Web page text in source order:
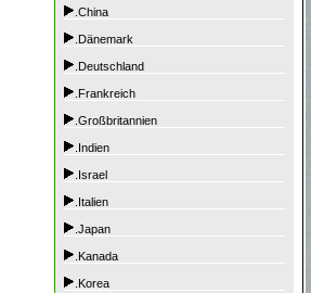
.China
.Dänemark
.Deutschland
.Frankreich
.Großbritannien
.Indien
.Israel
.Italien
.Japan
.Kanada
.Korea